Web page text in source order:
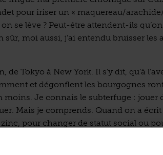
pour iriser un « maquereau/
se lève ? Peut-être attendent-ils
sûr, moi aussi, j’ai entendu bruisser les
de Tokyo à New York. Il s’y dit, qu’à
et dégonflent les bourgognes
moins. Je connais le subterfuge : jouer
Mais je comprends. Quand on a
pour changer de statut social ou